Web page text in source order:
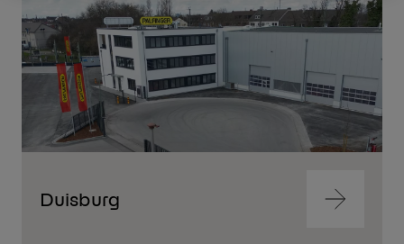
Duisburg Zum